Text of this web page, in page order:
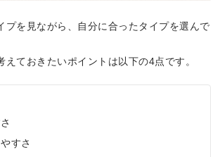
プを見ながら、自分に合ったタイプを選んで
えておきたいポイントは以下の4点です。
すさ